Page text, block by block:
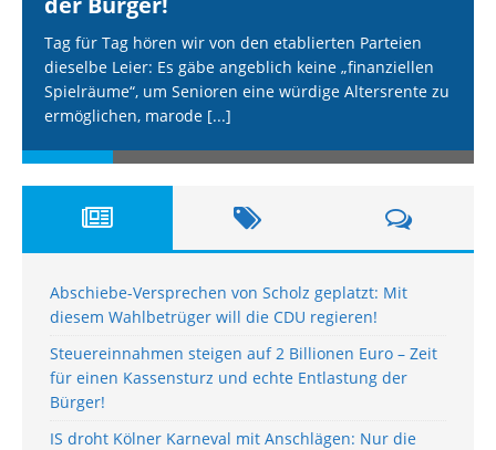
Tag für Tag hören wir von den etablierten Parteien
dieselbe Leier: Es gäbe angeblich keine „finanziellen
Spielräume“, um Senioren eine würdige Altersrente zu
ermöglichen, marode [...]
Abschiebe-Versprechen von Scholz geplatzt: Mit
diesem Wahlbetrüger will die CDU regieren!
Steuereinnahmen steigen auf 2 Billionen Euro – Zeit
für einen Kassensturz und echte Entlastung der
Bürger!
IS droht Kölner Karneval mit Anschlägen: Nur die